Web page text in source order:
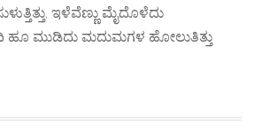
ಇಳೆವೆಣ್ಣು ಮೈದೊಳೆದು
ಮುಡಿದು ಮದುಮಗಳ ಹೋಲುತಿತ್ತು